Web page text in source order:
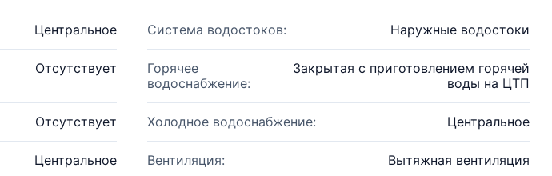
Центральное Система водостоков: Наружные водостоки
Отсутствует
Горячее
водоснабжение:
Закрытая с приготовлением горячей
воды на ЦТП
Отсутствует Холодное водоснабжение: Центральное
Центральное Вентиляция: Вытяжная вентиляция